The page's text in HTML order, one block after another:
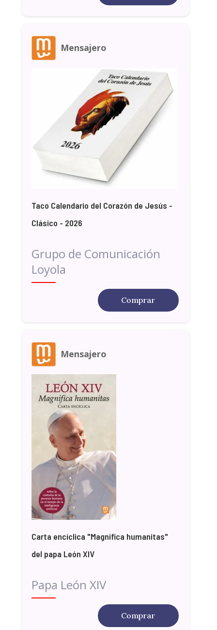
Mensajero
Taco Calendario del Corazón de Jesús -
Clásico - 2026
Grupo de Comunicación
Loyola
Comprar
Mensajero
Carta encíclica "Magnifica humanitas"
del papa León XIV
Papa León XIV
Comprar